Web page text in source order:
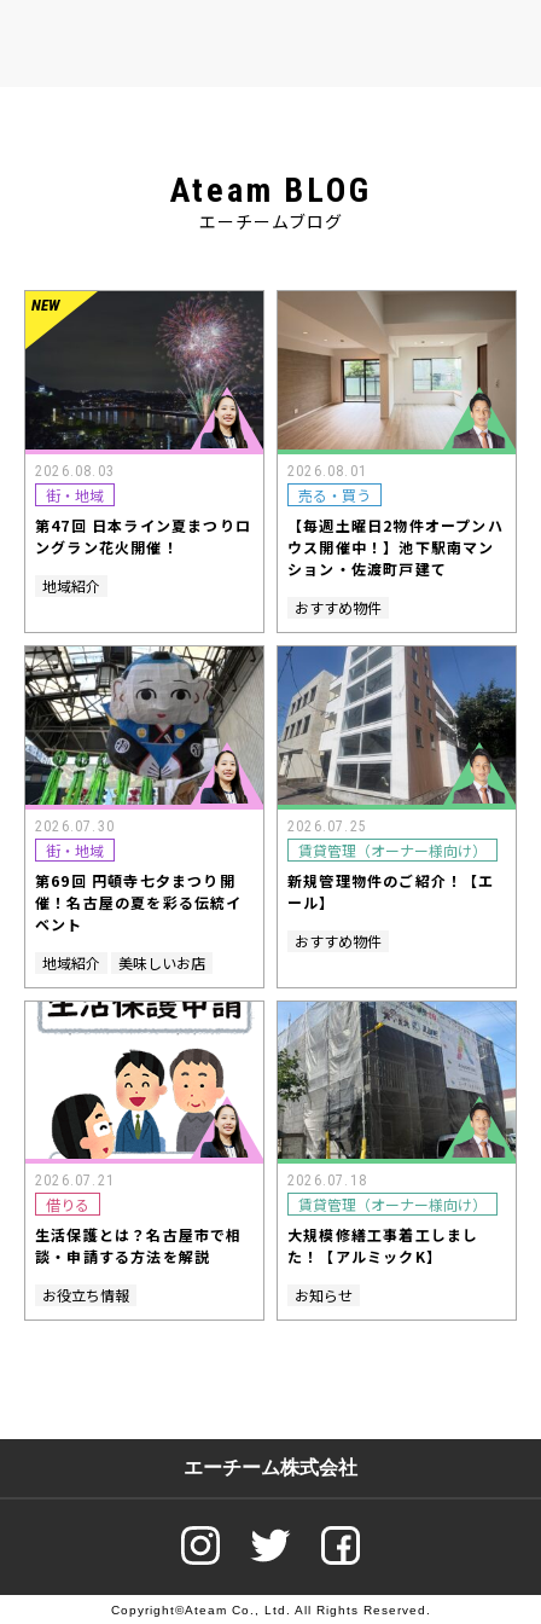
Ateam BLOG
エーチームブログ
2026.08.03
街・地域
第47回 日本ライン夏まつりロ
ングラン花火開催！
地域紹介
2026.08.01
売る・買う
【毎週土曜日2物件オープンハ
ウス開催中！】池下駅南マン
ション・佐渡町戸建て
おすすめ物件
2026.07.30
街・地域
第69回 円頓寺七夕まつり開
催！名古屋の夏を彩る伝統イ
ベント
地域紹介
美味しいお店
2026.07.25
賃貸管理（オーナー様向け）
新規管理物件のご紹介！【エ
ール】
おすすめ物件
2026.07.21
借りる
生活保護とは？名古屋市で相
談・申請する方法を解説
お役立ち情報
2026.07.18
賃貸管理（オーナー様向け）
大規模修繕工事着工しまし
た！【アルミックK】
お知らせ
エーチーム株式会社
Copyright©Ateam Co., Ltd. All Rights Reserved.